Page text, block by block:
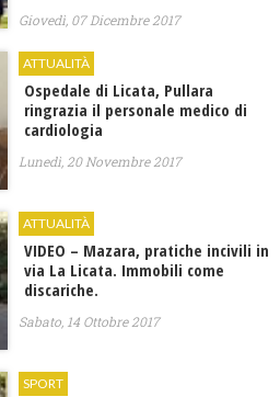
Giovedì, 07 Dicembre 2017
ATTUALITÀ
Ospedale di Licata, Pullara
ringrazia il personale medico di
cardiologia
Lunedì, 20 Novembre 2017
ATTUALITÀ
VIDEO – Mazara, pratiche incivili in
via La Licata. Immobili come
discariche.
Sabato, 14 Ottobre 2017
SPORT